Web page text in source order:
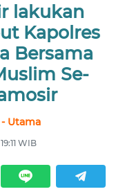
lakukan
Kapolres
Bersama
Se-
Utama
WIB